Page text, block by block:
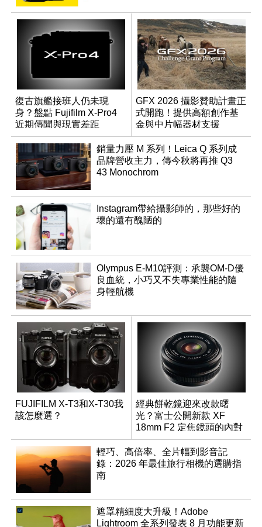
復古旗艦接班人仍未現
身？盤點 Fujifilm X-Pro4
近期傳聞與現實差距
GFX 2026 攝影贊助計畫正
式開跑！提供高額創作基
金與中片幅器材支援
銷量力壓 M 系列！Leica Q 系列成
品牌營收主力，傳今秋將再推 Q3
43 Monochrom
Instagram帶給攝影師的，那些好的
壞的還有醜陋的
Olympus E-M10評測：承襲OM-D優
良血統，小巧又不失專業性能的隨
身輕航機
FUJIFILM X-T3和X-T30我
該怎麼選？
經典餅乾鏡迎來改款曙
光？富士公開新款 XF
18mm F2 定焦鏡頭的內對
焦專利
輕巧、高倍率、全片幅到影音記
錄：2026 年最佳旅行相機的選購指
南
遮罩精細度大升級！Adobe
Lightroom 全系列發表 8 月功能更新